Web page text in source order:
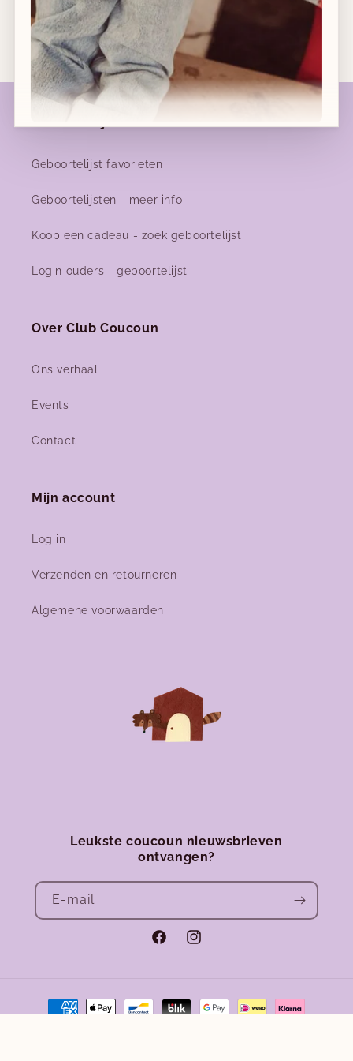
Geboortelijst favorieten
Geboortelijsten - meer info
Koop een cadeau - zoek geboortelijst
Login ouders - geboortelijst
Over Club Coucoun
Ons verhaal
Events
Contact
Mijn account
Log in
Verzenden en retourneren
Algemene voorwaarden
Leukste coucoun nieuwsbrieven
ontvangen?
E‑mail
FacebookInstagram
Betaalmethoden
Nieuwe collecties!
Nieuwe herfst-winter collecties in ons clubje &
FacebookInstagram